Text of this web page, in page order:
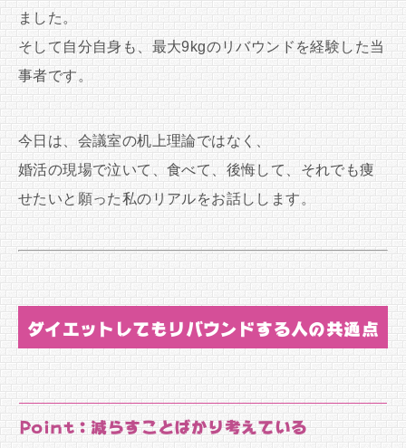
ました。
そして自分自身も、最大9kgのリバウンドを経験した当
事者です。
今日は、会議室の机上理論ではなく、
婚活の現場で泣いて、食べて、後悔して、それでも痩
せたいと願った私のリアルをお話しします。
ダイエットしてもリバウンドする人の共通点
Point：減らすことばかり考えている